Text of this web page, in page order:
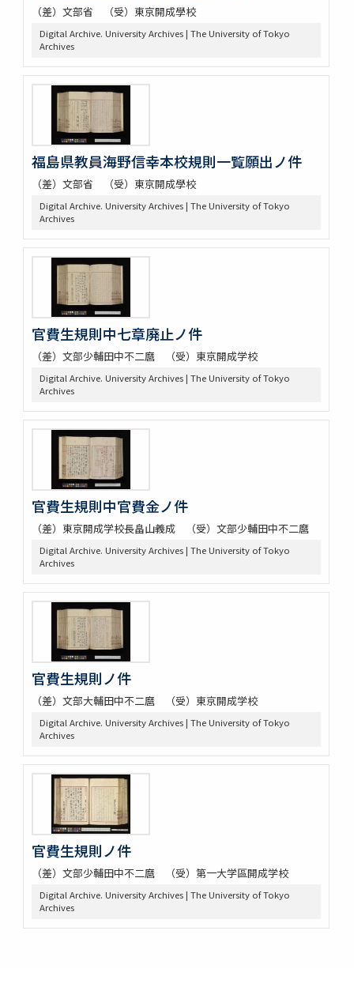
（差）文部省 （受）東京開成學校
Digital Archive. University Archives | The University of Tokyo
Archives
福島県教員海野信幸本校規則一覧願出ノ件
（差）文部省 （受）東京開成學校
Digital Archive. University Archives | The University of Tokyo
Archives
官費生規則中七章廃止ノ件
（差）文部少輔田中不二麿 （受）東京開成学校
Digital Archive. University Archives | The University of Tokyo
Archives
官費生規則中官費金ノ件
（差）東京開成学校長畠山義成 （受）文部少輔田中不二麿
Digital Archive. University Archives | The University of Tokyo
Archives
官費生規則ノ件
（差）文部大輔田中不二麿 （受）東京開成学校
Digital Archive. University Archives | The University of Tokyo
Archives
官費生規則ノ件
（差）文部少輔田中不二麿 （受）第一大学區開成学校
Digital Archive. University Archives | The University of Tokyo
Archives